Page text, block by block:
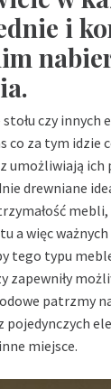
i
czy innych
za tym idzie
umożliwiają
drewniane
a więc
tego typu
zapewniły
patrzmy
pojedynczych
miejsce.